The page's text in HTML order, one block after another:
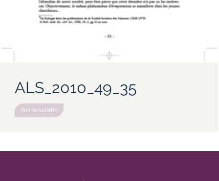
ALS_2010_49_35
Voir le bulletin